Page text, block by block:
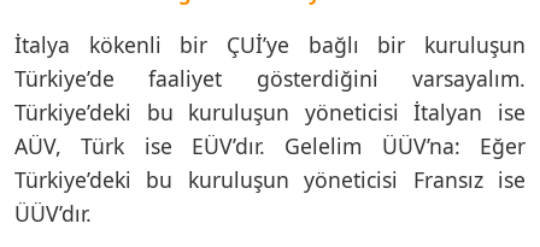
İtalya kökenli bir ÇUİ’ye bağlı bir kuruluşun
Türkiye’de faaliyet gösterdiğini varsayalım.
Türkiye’deki bu kuruluşun yöneticisi İtalyan ise
AÜV, Türk ise EÜV’dır. Gelelim ÜÜV’na: Eğer
Türkiye’deki bu kuruluşun yöneticisi Fransız ise
ÜÜV’dır.